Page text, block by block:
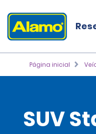
Página inicial
SUV